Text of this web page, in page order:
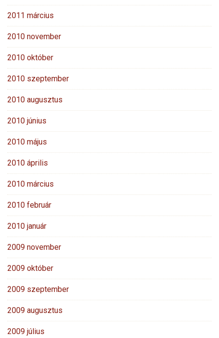
2011 március
2010 november
2010 október
2010 szeptember
2010 augusztus
2010 június
2010 május
2010 április
2010 március
2010 február
2010 január
2009 november
2009 október
2009 szeptember
2009 augusztus
2009 július